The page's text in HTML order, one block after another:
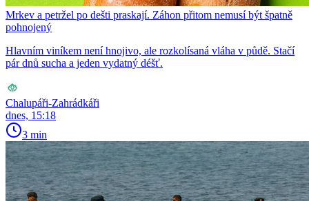
Mrkev a petržel po dešti praskají. Záhon přitom nemusí být špatně
pohnojený
Hlavním viníkem není hnojivo, ale rozkolísaná vláha v půdě. Stačí
pár dnů sucha a jeden vydatný déšť.
Chalupáři-Zahrádkáři
dnes, 15:18
3 min